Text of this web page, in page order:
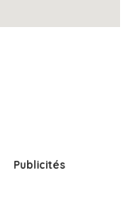
Publicités